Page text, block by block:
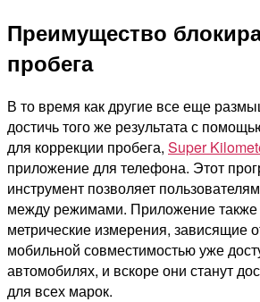
Преимущество
пробега
В то время как другие все еще
достичь того же результата с
для коррекции пробега, Super
приложение для телефона. Этот
инструмент позволяет
между режимами. Приложение также
метрические измерения, зависящие
мобильной совместимостью уже
автомобилях, и вскоре они станут
для всех марок.